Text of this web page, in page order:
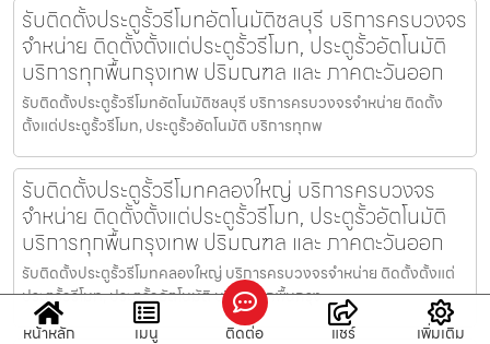
รับติดตั้งประตูรั้วรีโมทอัตโนมัติชลบุรี บริการครบวงจร
จำหน่าย ติดตั้งตั้งแต่ประตูรั้วรีโมท, ประตูรั้วอัตโนมัติ
บริการทุกพื้นกรุงเทพ ปริมณฑล และ ภาคตะวันออก
รับติดตั้งประตูรั้วรีโมทอัตโนมัติชลบุรี บริการครบวงจรจำหน่าย ติดตั้ง
ตั้งแต่ประตูรั้วรีโมท, ประตูรั้วอัตโนมัติ บริการทุกพ
รับติดตั้งประตูรั้วรีโมทคลองใหญ่ บริการครบวงจร
จำหน่าย ติดตั้งตั้งแต่ประตูรั้วรีโมท, ประตูรั้วอัตโนมัติ
บริการทุกพื้นกรุงเทพ ปริมณฑล และ ภาคตะวันออก
รับติดตั้งประตูรั้วรีโมทคลองใหญ่ บริการครบวงจรจำหน่าย ติดตั้งตั้งแต่
ประตูรั้วรีโมท, ประตูรั้วอัตโนมัติ บริการทุกพื้นกรุง
หน้าหลัก เมนู ติดต่อ แชร์ เพิ่มเติม